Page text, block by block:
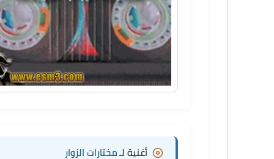
أغنية لـ مختارات الزوار